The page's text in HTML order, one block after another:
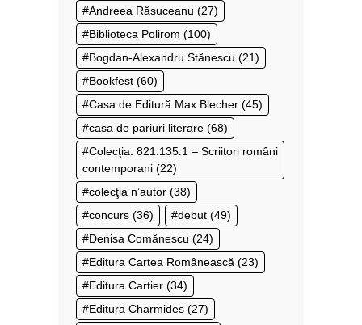
Andreea Răsuceanu (27)
Biblioteca Polirom (100)
Bogdan-Alexandru Stănescu (21)
Bookfest (60)
Casa de Editură Max Blecher (45)
casa de pariuri literare (68)
Colecţia: 821.135.1 – Scriitori români
contemporani (22)
colecţia n’autor (38)
concurs (36) debut (49)
Denisa Comănescu (24)
Editura Cartea Românească (23)
Editura Cartier (34)
Editura Charmides (27)